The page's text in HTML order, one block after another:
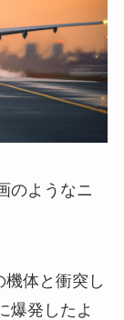
のようなニ
体と衝突し
爆発したよ